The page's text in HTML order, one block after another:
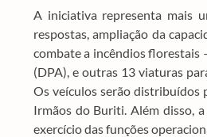
A iniciativa representa mais
respostas, ampliação da
combate a incêndios
(DPA), e outras 13 viaturas
Os veículos serão distribuídos
Irmãos do Buriti. Além disso,
exercício das funções